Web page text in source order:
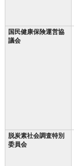
国民健康保険運営協
議会
脱炭素社会調査特別
委員会